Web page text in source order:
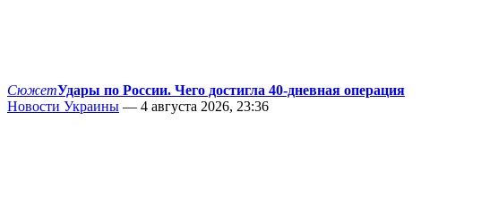
СюжетУдары по России. Чего достигла 40-дневная операция
Новости Украины — 4 августа 2026, 23:36